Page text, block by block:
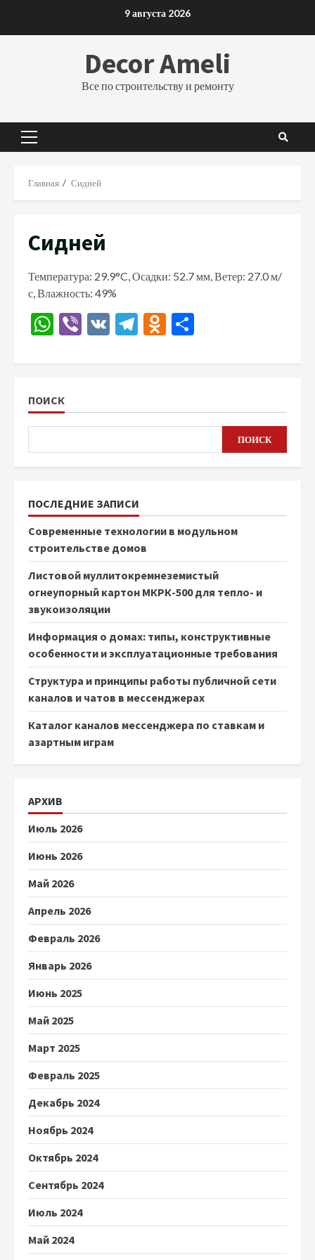
9 августа 2026
Decor Ameli
Все по строительству и ремонту
Основное
Главная Сидней
Сидней
Температура: 29.9°C, Осадки: 52.7 мм, Ветер: 27.0 м/
с, Влажность: 49%
WhatsApp
Viber
VK Telegram
Odnoklassniki
ПОИСК
ПОИСК
ПОСЛЕДНИЕ ЗАПИСИ
Современные технологии в модульном
строительстве домов
Листовой муллитокремнеземистый
огнеупорный картон МКРК-500 для тепло- и
звукоизоляции
Информация о домах: типы, конструктивные
особенности и эксплуатационные требования
Структура и принципы работы публичной сети
каналов и чатов в мессенджерах
Каталог каналов мессенджера по ставкам и
азартным играм
АРХИВ
Июль 2026
Июнь 2026
Май 2026
Апрель 2026
Февраль 2026
Январь 2026
Июнь 2025
Май 2025
Март 2025
Февраль 2025
Декабрь 2024
Ноябрь 2024
Октябрь 2024
Сентябрь 2024
Июль 2024
Май 2024